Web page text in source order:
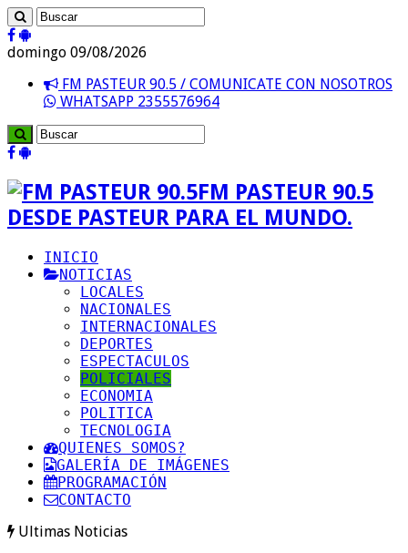
domingo 09/08/2026
FM PASTEUR 90.5 / COMUNICATE CON NOSOTROS
WHATSAPP 2355576964
FM PASTEUR 90.5
DESDE PASTEUR PARA EL MUNDO.
INICIO
NOTICIAS
LOCALES
NACIONALES
INTERNACIONALES
DEPORTES
ESPECTACULOS
POLICIALES
ECONOMIA
POLITICA
TECNOLOGIA
QUIENES SOMOS?
GALERÍA DE IMÁGENES
PROGRAMACIÓN
CONTACTO
Ultimas Noticias